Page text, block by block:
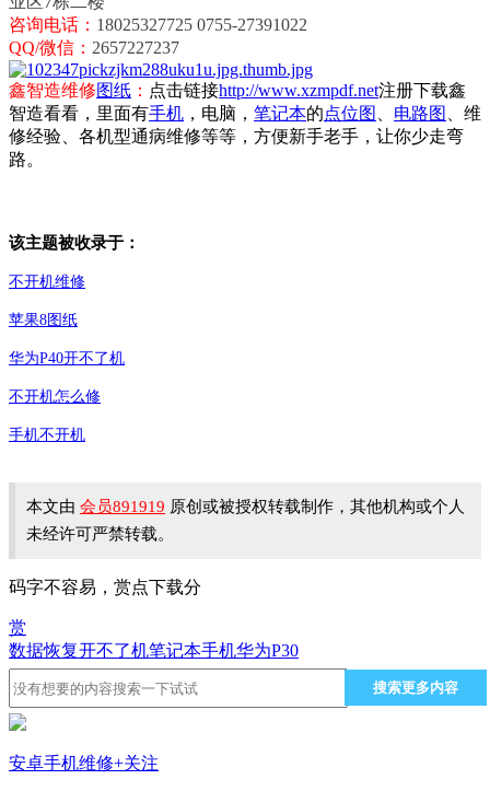
咨询电话： 18025327725 0755-27391022
QQ/微信： 2657227237
鑫智造维修图纸 ： 点击链接http://www.xzmpdf.net注册下载鑫
智造看看，里面有手机 ，电脑， 笔记本的点位图 电路图
、维
修经验、各机型通病维修等等，方便新手老手，让你少走弯
路。
该主题被收录于：
不开机维修
苹果8图纸
华为P40开不了机
不开机怎么修
手机不开机
本文由 会员891919 原创或被授权转载制作，其他机构或个人
未经许可严禁转载。
码字不容易，赏点下载分
赏
数据恢复开不了机笔记本手机华为P30
搜索更多内容
安卓手机维修+关注